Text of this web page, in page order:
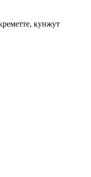
кунжут